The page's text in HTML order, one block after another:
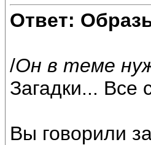
Ответ:
/Он в теме
Загадки... Все
Вы говорили